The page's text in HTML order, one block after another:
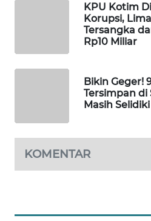
KPU Kotim
Korupsi,
Tersangka
Rp10 Miliar
Bikin Geger!
Tersimpan di
Masih
KOMENTAR
WAHANANEWS
ID
NET